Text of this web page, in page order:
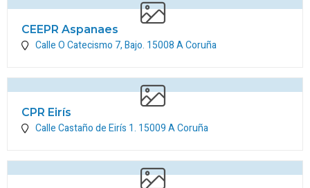
CEEPR Aspanaes
Calle O Catecismo 7, Bajo. 15008A Coruña
CPR Eirís
Calle Castaño de Eirís 1. 15009A Coruña